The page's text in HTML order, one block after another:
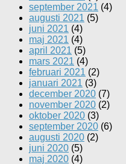
september 2021 (4)
augusti 2021 (5)
juni 2021 (4)
maj 2021 (4)
april 2021 (5)
mars 2021 (4)
februari 2021 (2)
januari 2021 (3)
december 2020 (7)
november 2020 (2)
oktober 2020 (3)
september 2020 (6)
augusti 2020 (2)
juni 2020 (5)
maj 2020 (4)